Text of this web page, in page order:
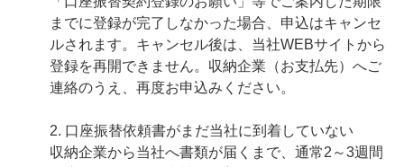
までに登録が完了しなかった場合、申込はキャンセ
ルされます。キャンセル後は、当社WEBサイトから
登録を再開できません。収納企業（お支払先）へご
連絡のうえ、再度お申込みください。
2. 口座振替依頼書がまだ当社に到着していない
収納企業から当社へ書類が届くまで、通常2～3週間